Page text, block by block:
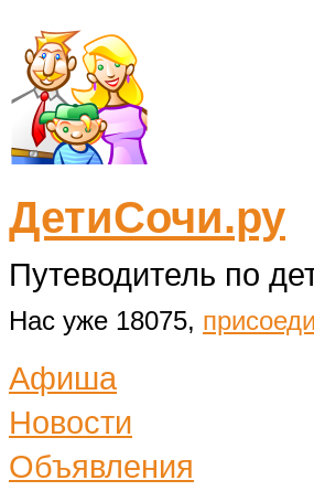
ДетиСочи.ру
Путеводитель по
Нас уже 18075,
Афиша
Новости
Объявления